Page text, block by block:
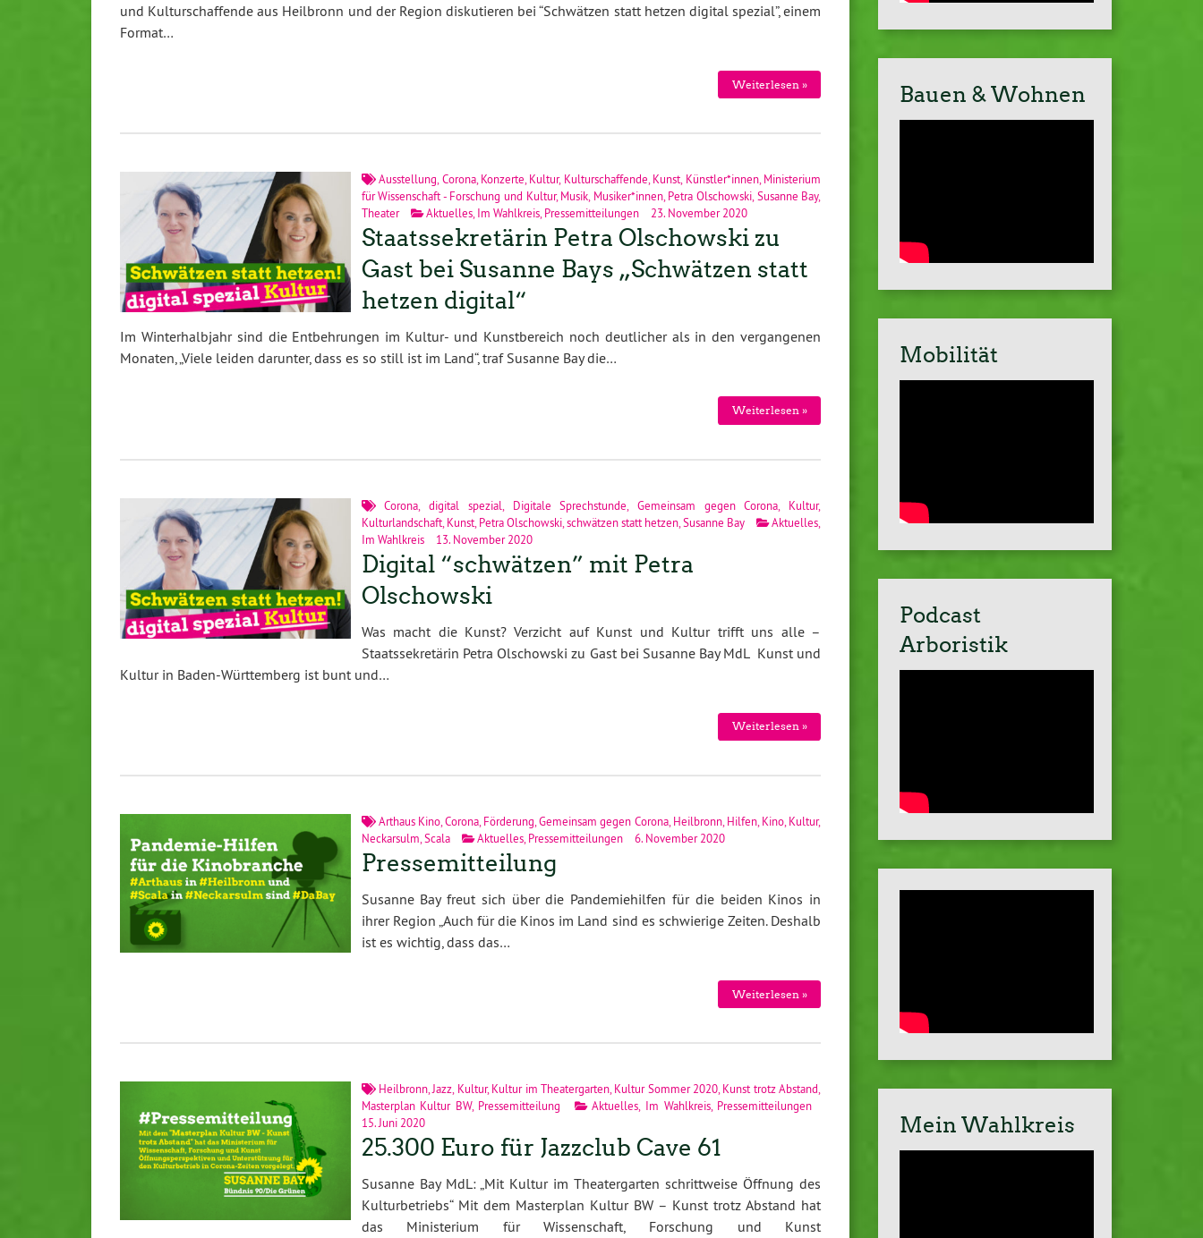
und Kulturschaffende aus Heilbronn und der Region diskutieren bei “Schwätzen statt hetzen digital spezial”, einem
Format…
Weiterlesen »
Ausstellung,Corona,Konzerte,Kultur, Kulturschaffende,Kunst, Künstler*innen,Ministerium
für Wissenschaft - Forschung und Kultur,Musik, Musiker*innen,Petra Olschowski,Susanne Bay,
Theater
Aktuelles,Im Wahlkreis,Pressemitteilungen 23. November 2020
Staatssekretärin Petra Olschowski zu
Gast bei Susanne Bays „Schwätzen statt
hetzen digital“
Im Winterhalbjahr sind die Entbehrungen im Kultur- und Kunstbereich noch deutlicher als in den vergangenen
Monaten, „Viele leiden darunter, dass es so still ist im Land“, traf Susanne Bay die…
Weiterlesen »
Corona ,digital spezial Digitale Sprechstunde ,Gemeinsam gegen Corona Kultur,
Kulturlandschaft, Kunst, Petra Olschowski, schwätzen statt hetzen,Susanne Bay Aktuelles
Im Wahlkreis
13. November 2020
Digital “schwätzen” mit Petra
Olschowski
Was macht die Kunst? Verzicht auf Kunst und Kultur trifft uns alle –
Staatssekretärin Petra Olschowski zu Gast bei Susanne Bay MdL Kunst und
Kultur in Baden-Württemberg ist bunt und…
Weiterlesen »
Arthaus Kino,Corona Förderung ,Gemeinsam gegen Corona, Heilbronn, Hilfen, Kino Kultur,
Neckarsulm Scala Aktuelles, Pressemitteilungen 6. November 2020
Pressemitteilung
Susanne Bay freut sich über die Pandemiehilfen für die beiden Kinos in
ihrer Region „Auch für die Kinos im Land sind es schwierige Zeiten. Deshalb
ist es wichtig, dass das…
Weiterlesen »
Heilbronn,Jazz, Kultur,Kultur im Theatergarten,Kultur Sommer 2020,Kunst trotz Abstand,
Masterplan Kultur BW, Pressemitteilung Aktuelles, Im Wahlkreis, Pressemitteilungen
15. Juni 2020
25.300 Euro für Jazzclub Cave 61
Susanne Bay MdL: „Mit Kultur im Theatergarten schrittweise Öffnung des
Kulturbetriebs“ Mit dem Masterplan Kultur BW – Kunst trotz Abstand hat
das Ministerium für Wissenschaft, Forschung und Kunst
Bauen & Wohnen
Mobilität
Podcast
Arboristik
Mein Wahlkreis